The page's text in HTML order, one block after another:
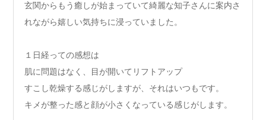
玄関からもう癒しが始まっていて綺麗な知子さんに案内さ
れながら嬉しい気持ちに浸っていました。
１日経っての感想は
肌に問題はなく、目が開いてリフトアップ
すこし乾燥する感じがしますが、それはいつもです。
キメが整った感と顔が小さくなっている感じがします。